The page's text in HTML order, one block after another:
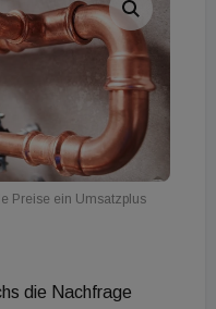
Preise ein Umsatzplus
die Nachfrage